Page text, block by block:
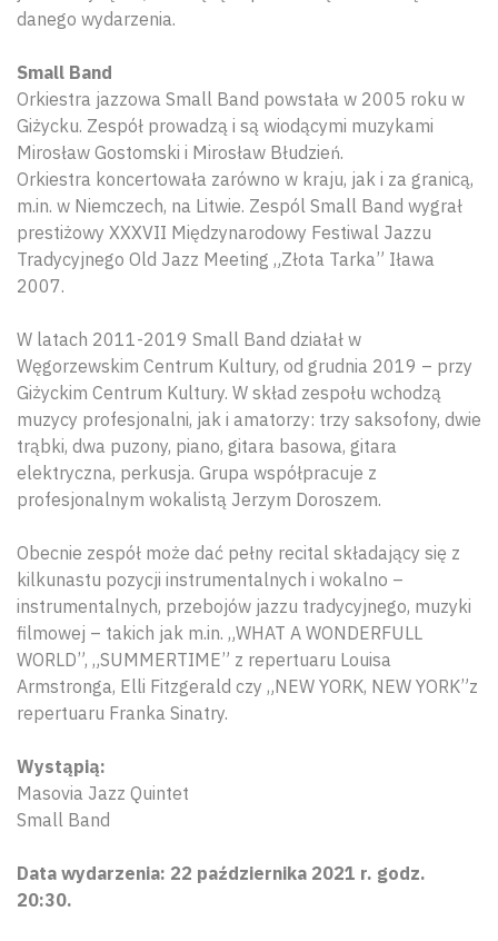
danego wydarzenia.
Small Band
Orkiestra jazzowa Small Band powstała w 2005 roku w
Giżycku. Zespół prowadzą i są wiodącymi muzykami
Mirosław Gostomski i Mirosław Błudzień.
Orkiestra koncertowała zarówno w kraju, jak i za granicą,
m.in. w Niemczech, na Litwie. Zespól Small Band wygrał
prestiżowy XXXVII Międzynarodowy Festiwal Jazzu
Tradycyjnego Old Jazz Meeting „Złota Tarka” Iława
2007.
W latach 2011-2019 Small Band działał w
Węgorzewskim Centrum Kultury, od grudnia 2019 – przy
Giżyckim Centrum Kultury. W skład zespołu wchodzą
muzycy profesjonalni, jak i amatorzy: trzy saksofony, dwie
trąbki, dwa puzony, piano, gitara basowa, gitara
elektryczna, perkusja. Grupa współpracuje z
profesjonalnym wokalistą Jerzym Doroszem.
Obecnie zespół może dać pełny recital składający się z
kilkunastu pozycji instrumentalnych i wokalno –
instrumentalnych, przebojów jazzu tradycyjnego, muzyki
filmowej – takich jak m.in. „WHAT A WONDERFULL
WORLD”, „SUMMERTIME” z repertuaru Louisa
Armstronga, Elli Fitzgerald czy „NEW YORK, NEW YORK”z
repertuaru Franka Sinatry.
Wystąpią:
Masovia Jazz Quintet
Small Band
Data wydarzenia: 22 października 2021 r. godz.
20:30.